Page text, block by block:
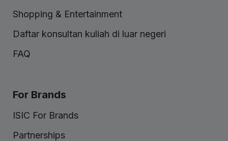
Shopping & Entertainment
Daftar konsultan kuliah di luar negeri
FAQ
For Brands
ISIC For Brands
Partnerships